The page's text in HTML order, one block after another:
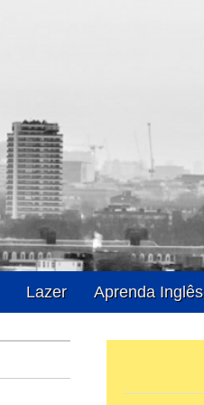
Lazer Aprenda Inglês